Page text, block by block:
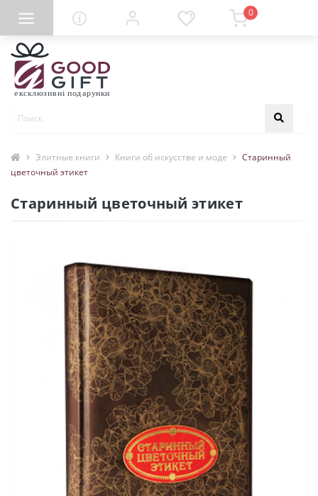
0
Элитные книги Книги об искусстве и моде
Старинный
цветочный этикет
Старинный цветочный этикет